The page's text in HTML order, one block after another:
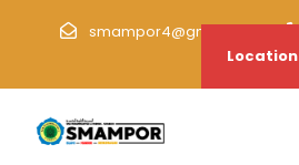
smampor4@gmail.com
Location